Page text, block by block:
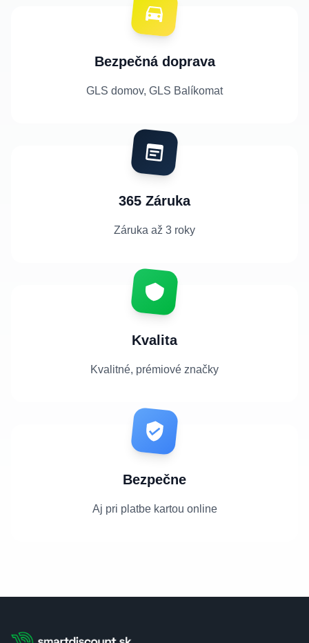
Bezpečná doprava
GLS domov, GLS Balíkomat
365 Záruka
Záruka až 3 roky
Kvalita
Kvalitné, prémiové značky
Bezpečne
Aj pri platbe kartou online